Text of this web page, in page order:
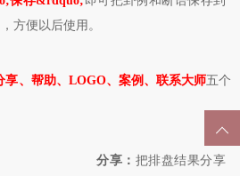
方便以后使用。
享、帮助、LOGO、案例、联系大师五个
分享： 把排盘结果分享